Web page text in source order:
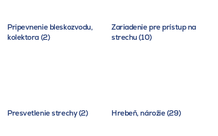
Pripevnenie bleskozvodu,
kolektora (2)
Zariadenie pre prístup na
strechu (10)
Presvetlenie strechy (2) Hrebeň, nárožie (29)